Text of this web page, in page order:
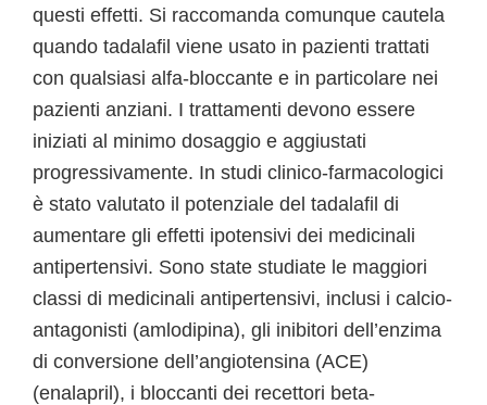
questi effetti. Si raccomanda comunque cautela
quando tadalafil viene usato in pazienti trattati
con qualsiasi alfa-bloccante e in particolare nei
pazienti anziani. I trattamenti devono essere
iniziati al minimo dosaggio e aggiustati
progressivamente. In studi clinico-farmacologici
è stato valutato il potenziale del tadalafil di
aumentare gli effetti ipotensivi dei medicinali
antipertensivi. Sono state studiate le maggiori
classi di medicinali antipertensivi, inclusi i calcio-
antagonisti (amlodipina), gli inibitori dell’enzima
di conversione dell’angiotensina (ACE)
(enalapril), i bloccanti dei recettori beta-